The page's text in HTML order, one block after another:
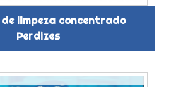
limpeza concentrado
Perdizes